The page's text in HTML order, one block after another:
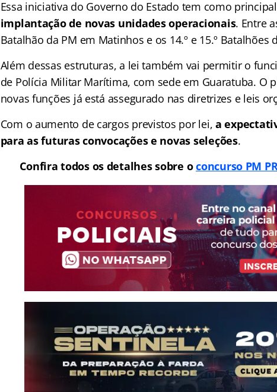
Essa iniciativa do Governo do Estado tem como
implantação de novas unidades operacionais. Entre
Batalhão da PM em Matinhos e os 14.º e 15.º
Além dessas estruturas, a lei também vai permitir o
de Polícia Militar Marítima, com sede em Guaratuba. O
novas funções já está assegurado nas diretrizes e leis
Com o aumento de cargos previstos por lei, a
para as futuras convocações e novas seleções.
Confira todos os detalhes sobre oconcurso PM